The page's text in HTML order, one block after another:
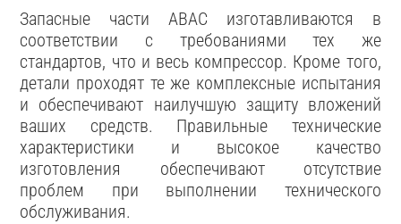
Запасные части ABAC изготавливаются в
соответствии с требованиями тех же
стандартов, что и весь компрессор. Кроме того,
детали проходят те же комплексные испытания
и обеспечивают наилучшую защиту вложений
ваших средств. Правильные технические
характеристики и высокое качество
изготовления обеспечивают отсутствие
проблем при выполнении технического
обслуживания.